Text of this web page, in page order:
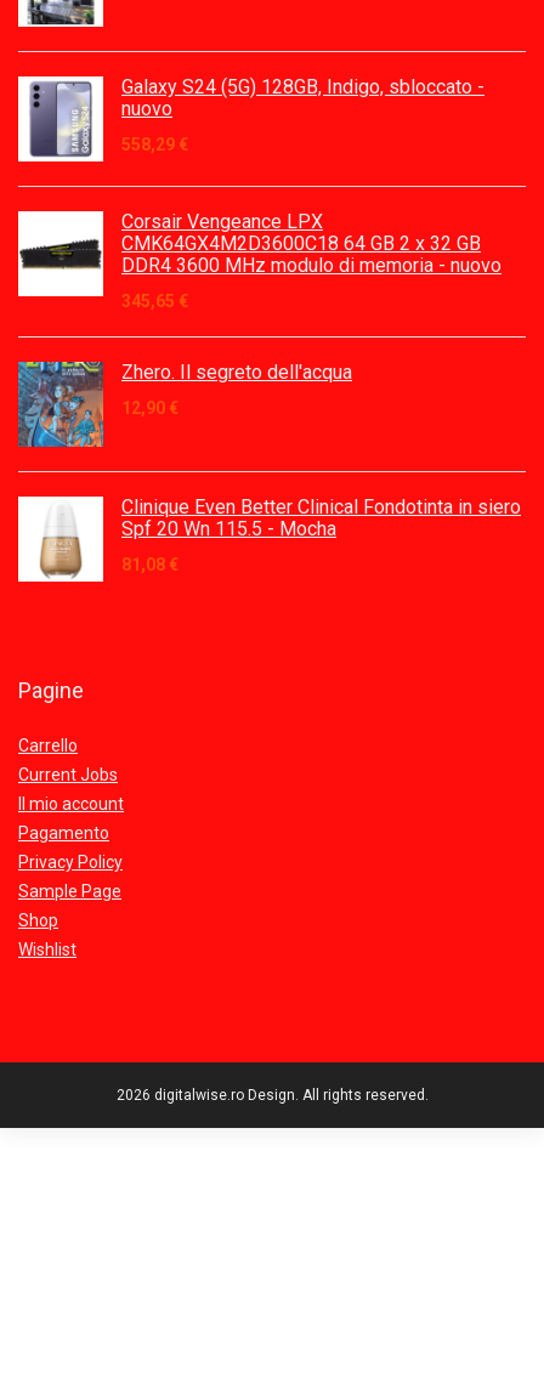
Galaxy S24 (5G) 128GB, Indigo, sbloccato -
nuovo
558,29 €
Corsair Vengeance LPX
CMK64GX4M2D3600C18 64 GB 2 x 32 GB
DDR4 3600 MHz modulo di memoria - nuovo
345,65 €
Zhero. Il segreto dell'acqua
12,90 €
Clinique Even Better Clinical Fondotinta in siero
Spf 20 Wn 115.5 - Mocha
81,08 €
Pagine
Carrello
Current Jobs
Il mio account
Pagamento
Privacy Policy
Sample Page
Shop
Wishlist
2026 digitalwise.ro Design. All rights reserved.